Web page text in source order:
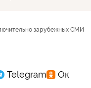
зарубежных СМИ